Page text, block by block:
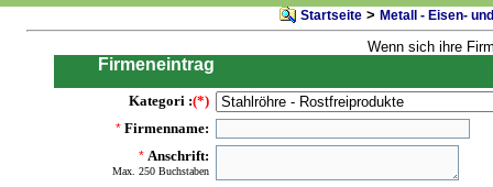
Startseite > Metall - Eisen-
Wenn sich ihre
Firmeneintrag
Kategori :(*)
* Firmenname:
* Anschrift:
Max. 250 Buchstaben